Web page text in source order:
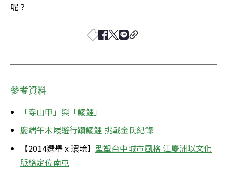
呢？
參考資料
「穿山甲」與「鯪鯉」
慶端午木屐遊行躦鯪鯉 挑戰金氏紀錄
【2014選舉 x 環境】 型塑台中城市風格 江慶洲以文化
脈絡定位南屯